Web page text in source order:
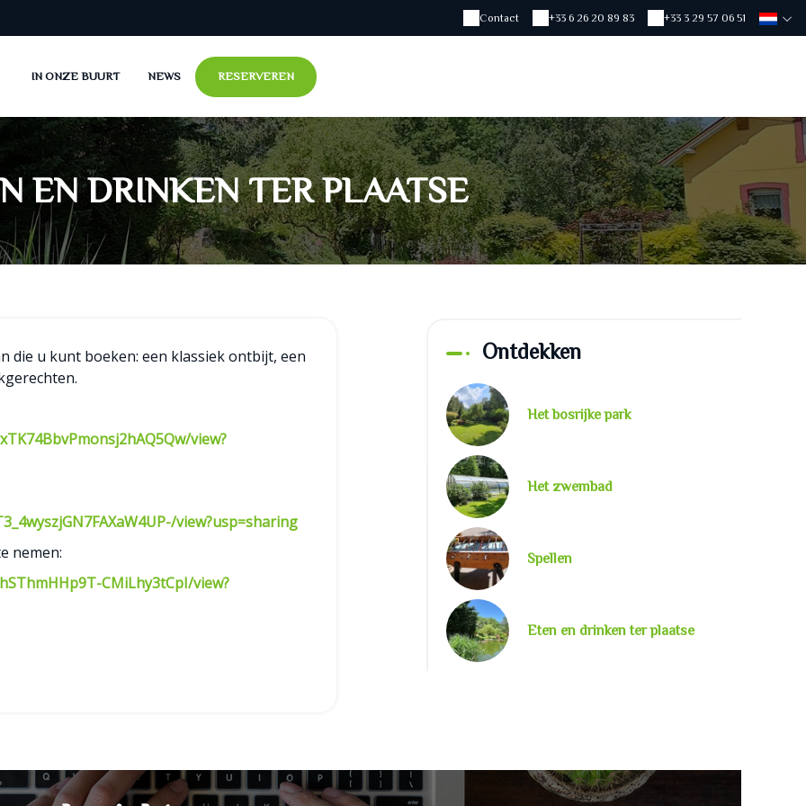
+33 3 29 57 06 51
+33 6 26 20 89 83
Contact
BLANC
BRUN
IN ONZE BUURT NEWS RESERVEREN
EN DRINKEN TER PLAATSE
die u kunt boeken: een klassiek ontbijt, een
view?
view?usp=sharing
nemen:
CMiLhy3tCpI/view?
Ontdekken
Het bosrijke park
Het zwembad
Spellen
Eten en drinken ter plaatse